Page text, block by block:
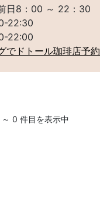
日8：00 ～ 22：30
22:30
22:00
でドトール珈琲店予約
～ 0 件目を表示中